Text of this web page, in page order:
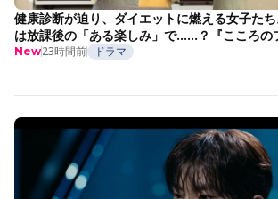
健康診断が迫り、ダイエットに燃える女子た
は放課後の「ある楽しみ」で……？『こころの
New23時間前 ドラマ